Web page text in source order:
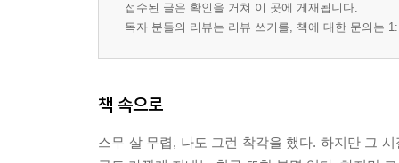
접수된 글은 확인을 거쳐 이 곳에 게재됩니다.
독자 분들의 리뷰는 리뷰 쓰기를, 책에 대한 문의는
책 속으로
스무 살 무렵, 나도 그런 착각을 했다. 하지만 그